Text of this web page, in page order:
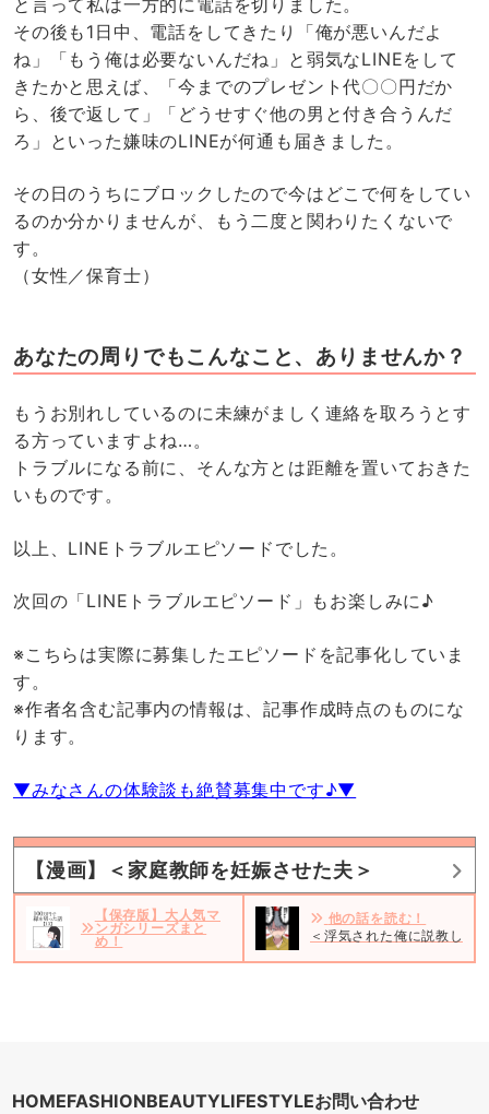
その後も1日中、電話をしてきたり「俺が悪いんだよ
ね」「もう俺は必要ないんだね」と弱気なLINEをして
きたかと思えば、「今までのプレゼント代〇〇円だか
ら、後で返して」「どうせすぐ他の男と付き合うんだ
ろ」といった嫌味のLINEが何通も届きました。
その日のうちにブロックしたので今はどこで何をしてい
るのか分かりませんが、もう二度と関わりたくないで
す。
（女性／保育士）
あなたの周りでもこんなこと、ありませんか？
もうお別れしているのに未練がましく連絡を取ろうとす
る方っていますよね…。
トラブルになる前に、そんな方とは距離を置いておきた
いものです。
以上、LINEトラブルエピソードでした。
次回の「LINEトラブルエピソード」もお楽しみに♪
※こちらは実際に募集したエピソードを記事化していま
す。
※作者名含む記事内の情報は、記事作成時点のものにな
ります。
▼みなさんの体験談も絶賛募集中です♪▼
【漫画】＜家庭教師を妊娠させた夫＞
【保存版】大人気マ
ンガシリーズまと
め！
他の話を読む！
＜浮気された俺に説教した
HOMEFASHIONBEAUTYLIFESTYLEお問い合わせ